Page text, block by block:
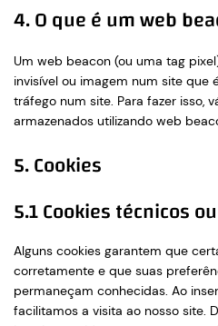
4. O que é um web
Um web beacon (ou uma tag
invisível ou imagem num site que
tráfego num site. Para fazer isso,
armazenados utilizando web
5. Cookies
5.1 Cookies técnicos
Alguns cookies garantem que
corretamente e que suas
permaneçam conhecidas. Ao
facilitamos a visita ao nosso site.